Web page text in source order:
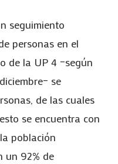
seguimiento
personas en el
de la UP 4 –según
se
de las cuales
se encuentra con
población
un 92% de